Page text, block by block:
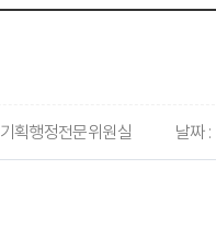
기획행정전문위원실 날짜 :